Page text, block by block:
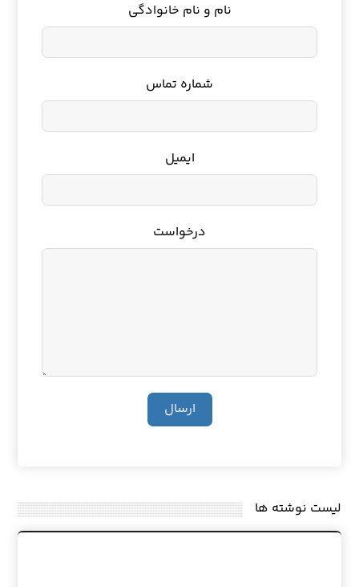
نام و نام خانوادگی
شماره تماس
ایمیل
درخواست
ارسال
لیست نوشته ها